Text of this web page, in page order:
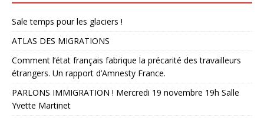
Sale temps pour les glaciers !
ATLAS DES MIGRATIONS
Comment l’état français fabrique la précarité des travailleurs
étrangers. Un rapport d’Amnesty France.
PARLONS IMMIGRATION ! Mercredi 19 novembre 19h Salle
Yvette Martinet